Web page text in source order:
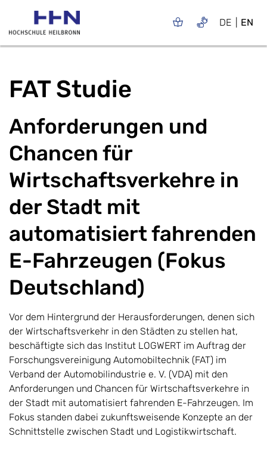
DE EN
FAT Studie
Anforderungen und
Chancen für
Wirtschaftsverkehre in
der Stadt mit
automatisiert fahrenden
E-Fahrzeugen (Fokus
Deutschland)
Vor dem Hintergrund der Herausforderungen, denen sich
der Wirtschaftsverkehr in den Städten zu stellen hat,
beschäftigte sich das Institut LOGWERT im Auftrag der
Forschungsvereinigung Automobiltechnik (FAT) im
Verband der Automobilindustrie e. V. (VDA) mit den
Anforderungen und Chancen für Wirtschaftsverkehre in
der Stadt mit automatisiert fahrenden E-Fahrzeugen. Im
Fokus standen dabei zukunftsweisende Konzepte an der
Schnittstelle zwischen Stadt und Logistikwirtschaft.